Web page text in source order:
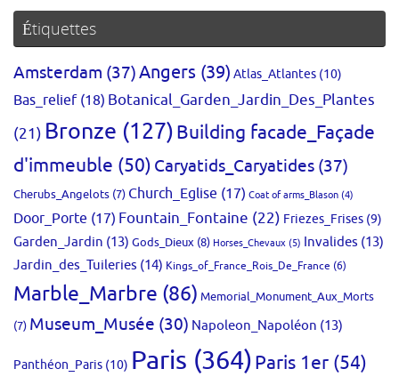
Étiquettes
Amsterdam (37)Angers (39) Atlas_Atlantes (10)
Bas_relief(18) Botanical_Garden_Jardin_Des_Plantes
(21) Bronze (127)Building facade_Façade
d'immeuble (50) Caryatids_Caryatides (37)
Cherubs_Angelots (7) Church_Eglise (17) Coat of arms_Blason (4)
Door_Porte (17) Fountain_Fontaine (22) Friezes_Frises (9)
Garden_Jardin (13) Gods_Dieux (8) Horses_Chevaux (5) Invalides (13)
Jardin_des_Tuileries (14) Kings_of_France_Rois_De_France (6)
Marble_Marbre (86) Memorial_Monument_Aux_Morts
(7) Museum_Musée (30) Napoleon_Napoléon (13)
Panthéon_Paris (10) Paris (364)Paris 1er (54)